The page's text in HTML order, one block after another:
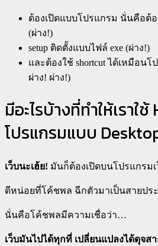
ต้องเปิดแบบโปรแกรม นั่นคือต้
(ผ่าง!)
setup ติดตั้งแบบไฟล์ exe (ผ่าง!)
และต้องใช้ shortcut ได้เหมือนโ
ผ่าง! ผ่าง!)
มีอะไรบ้างที่ทำให้เราใ
โปรแกรมแบบ
เว็บนะเฮ้ย! มันก็ต้องเปิดบนโปรแกรมเ
ดีหน่อยที่โค้ชพล ฉีกตัวมาเป็นสายปร
นั่นคือโค้ชพลมีความเชื่อว่า…
เว็บมันไปได้ทุกที่ เปลี่ยนแปลงได้ดุจส